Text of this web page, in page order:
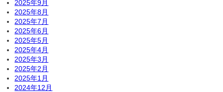
2025年9月
2025年8月
2025年7月
2025年6月
2025年5月
2025年4月
2025年3月
2025年2月
2025年1月
2024年12月